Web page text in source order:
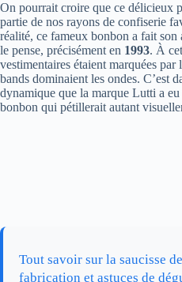
On pourrait croire que ce délicieux
partie de nos rayons de confiserie
réalité, ce fameux bonbon a fait
le pense, précisément en 1993. À
vestimentaires étaient marquées
bands dominaient les ondes. C’est
dynamique que la marque Lutti a
bonbon qui pétillerait autant
Tout savoir sur la saucisse
fabrication et astuces de